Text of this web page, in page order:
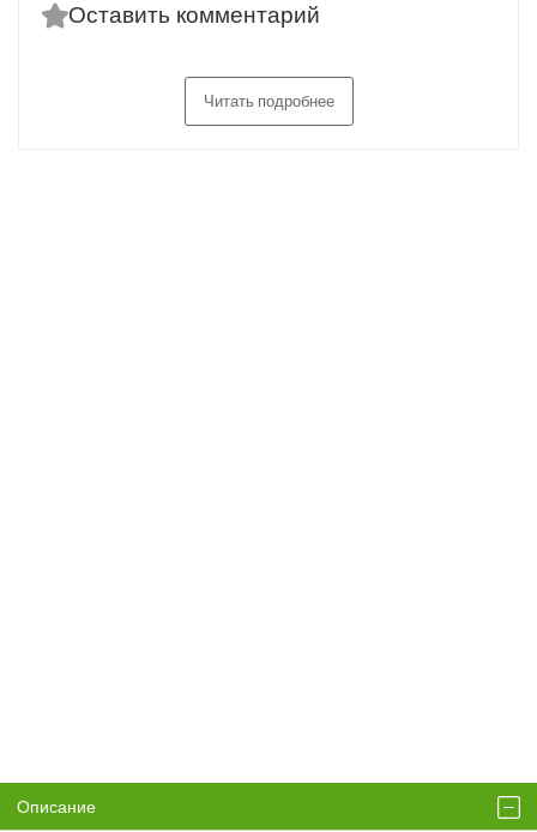
Оставить комментарий
Читать подробнее
Описание